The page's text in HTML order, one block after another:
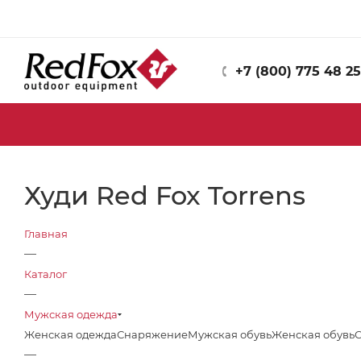
+7 (800) 775 48 25
Худи Red Fox Torrens
Главная
—
Каталог
—
Мужская одежда
Женская одеждаСнаряжениеМужская обувьЖенская обувь
—